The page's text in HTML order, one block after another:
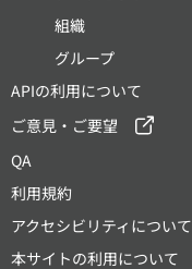
組織
グループ
APIの利用について
ご意見・ご要望
QA
利用規約
アクセシビリティについて
本サイトの利用について